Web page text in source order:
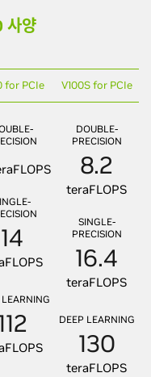
사양
for PCIe V100S for PCIe
14
LEARNING
DOUBLE-
PRECISION
8.2
teraFLOPS
SINGLE-
PRECISION
16.4
teraFLOPS
DEEP LEARNING
130
teraFLOPS